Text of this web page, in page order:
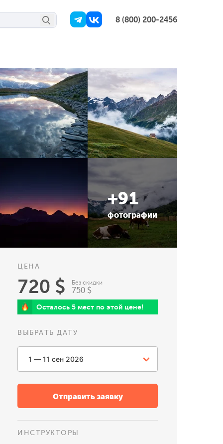
8 (800) 200-2456
+91
фотографии
ЦЕНА
720 $ Без скидки
750 $
Осталось 5 мест по этой цене!
ВЫБРАТЬ ДАТУ
Отправить заявку
ИНСТРУКТОРЫ